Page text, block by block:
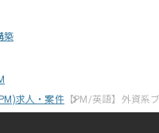
築
求人・案件【PM/英語】外資系